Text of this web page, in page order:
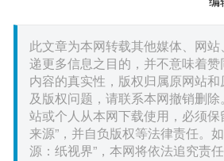
此文章为本网转载其他媒体、网
递更多信息之目的，并不意味着
内容的真实性，版权归属原网站
及版权问题，请联系本网撤销删
站或个人从本网下载使用，必须保
来源”，并自负版权等法律责任。
源：纸视界”，本网将依法追究责任